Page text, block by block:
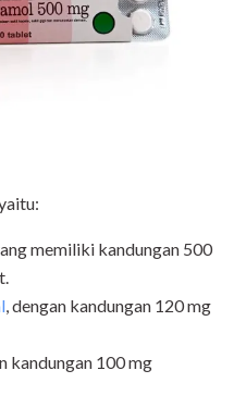
memiliki kandungan 500
, dengan kandungan 120 mg
kandungan 100 mg